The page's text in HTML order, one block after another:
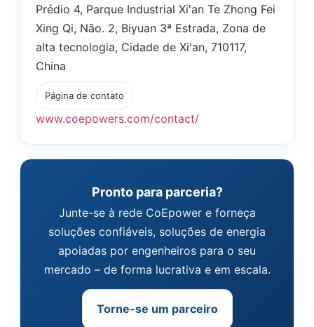
Prédio 4, Parque Industrial Xi'an Te Zhong Fei
Xing Qi, Não. 2, Biyuan 3ª Estrada, Zona de
alta tecnologia, Cidade de Xi'an, 710117,
China
Página de contato
www.coepowers.com/contact/
Pronto para parceria?
Junte-se à rede CoEpower e forneça
soluções confiáveis, soluções de energia
apoiadas por engenheiros para o seu
mercado – de forma lucrativa e em escala.
Torne-se um parceiro